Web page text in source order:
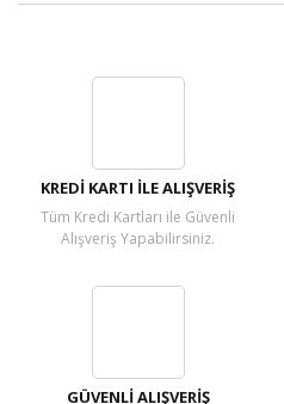
KREDİ KARTI İLE ALIŞVERİŞ
Tüm Kredi Kartları ile Güvenli
Alışveriş Yapabilirsiniz.
GÜVENLİ ALIŞVERİŞ